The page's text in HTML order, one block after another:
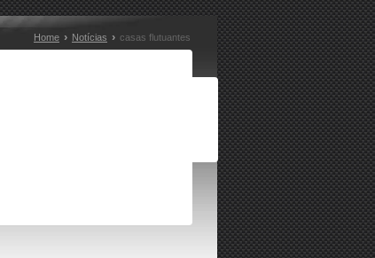
Home › Notícias › casas flutuantes